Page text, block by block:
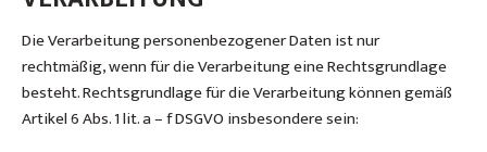
Die Verarbeitung personenbezogener Daten ist nur
rechtmäßig, wenn für die Verarbeitung eine Rechtsgrundlage
besteht. Rechtsgrundlage für die Verarbeitung können gemäß
Artikel 6 Abs. 1 lit. a – f DSGVO insbesondere sein: